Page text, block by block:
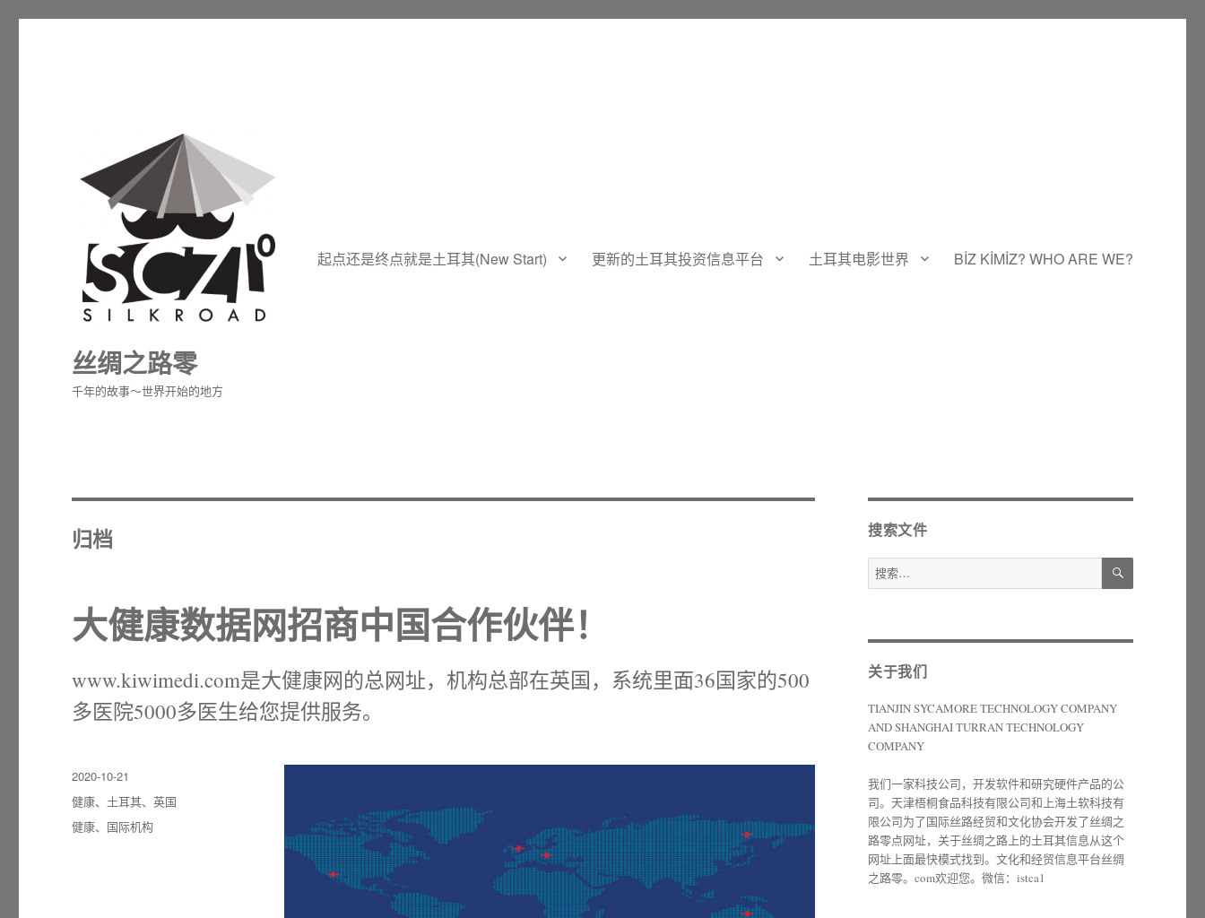
丝绸之路零
千年的故事～世界开始的地方
起点还是终点就是土耳其(New Start) 更新的土耳其投资信息平台 土耳其电影世界 BİZ KİMİZ? WHO ARE WE?
归档
大健康数据网招商中国合作伙伴！
www.kiwimedi.com是大健康网的总网址，机构总部在英国，系统里面36国家的500
多医院5000多医生给您提供服务。
发
布
于
2020-10-21
分
类
健康、 土耳其、英国
标
健康、 国际机构
搜索文件
搜
索：
搜
关于我们
TIANJIN SYCAMORE TECHNOLOGY COMPANY
AND SHANGHAI TURRAN TECHNOLOGY
COMPANY
我们一家科技公司，开发软件和研究硬件产品的公
司。天津梧桐食品科技有限公司和上海土软科技有
限公司为了国际丝路经贸和文化协会开发了丝绸之
路零点网址，关于丝绸之路上的土耳其信息从这个
网址上面最快模式找到。文化和经贸信息平台丝绸
之路零。com欢迎您。微信：istca1